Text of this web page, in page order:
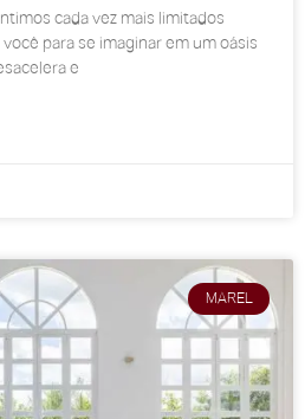
cada vez mais limitados
para se imaginar em um oásis
e
MAREL